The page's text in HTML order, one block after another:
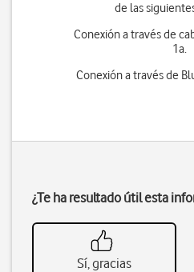
de las
Conexión a través de
1a.
Conexión a través de
¿Te ha resultado útil esta
Sí, gracias